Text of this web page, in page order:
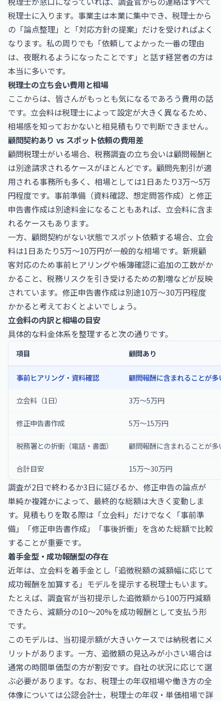
税理士に入ります。事業主は本業に集中でき、税理士から
の「論点整理」と「対応方針の提案」だけを受ければよく
なります。私の周りでも「依頼してよかった一番の理由
は、夜眠れるようになったことです」と話す経営者の方は
本当に多いです。
税理士の立ち会い費用と相場
ここからは、皆さんがもっとも気になるであろう費用の話
です。立会料は税理士によって設定が大きく異なるため、
相場感を知っておかないと相見積もりで判断できません。
顧問契約あり vs スポット依頼の費用差
顧問税理士がいる場合、税務調査の立ち会いは顧問報酬と
は別途請求されるケースがほとんどです。顧問先割引が適
用される事務所も多く、相場としては1日あたり3万〜5万
円程度です。事前準備（資料確認、想定問答作成）と修正
申告書作成は別途料金になることもあれば、立会料に含ま
れるケースもあります。
一方、顧問契約がない状態でスポット依頼する場合、立会
料は1日あたり5万〜10万円が一般的な相場です。新規顧
客対応のため事前ヒアリングや帳簿確認に追加の工数がか
かること、税務リスクを引き受けるための割増などが反映
されています。修正申告書作成は別途10万〜30万円程度
かかると考えておくとよいでしょう。
立会料の内訳と相場の目安
具体的な料金体系を整理すると次の通りです。
項目 顧問あり
事前ヒアリング・資料確認 顧問報酬に含まれることが多
立会料（1日） 3万〜5万円
修正申告書作成 5万〜15万円
税務署との折衝（電話・書面） 顧問報酬に含まれることが多
合計目安 15万〜30万円
調査が2日で終わるか3日に延びるか、修正申告の論点が
単純か複雑かによって、最終的な総額は大きく変動しま
す。見積もりを取る際は「立会料」だけでなく「事前準
備」「修正申告書作成」「事後折衝」を含めた総額で比較
することが重要です。
着手金型・成功報酬型の存在
近年は、立会料を着手金とし「追徴税額の減額幅に応じて
成功報酬を加算する」モデルを提示する税理士もいます。
たとえば、調査官が当初提示した追徴額から100万円減額
できたら、減額分の10〜20%を成功報酬として支払う形
です。
このモデルは、当初提示額が大きいケースでは納税者にメ
リットがあります。一方、追徴額の見込みが小さい場合は
通常の時間単価型の方が割安です。自社の状況に応じて選
ぶ必要があります。なお、税理士の年収相場や働き方の全
体像については公認会計士，税理士の年収・単価相場で詳